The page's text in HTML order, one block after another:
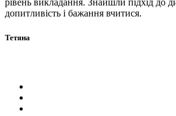
рівень викладання. Знайшли підхід до
допитливість і бажання вчитися.
Тетяна